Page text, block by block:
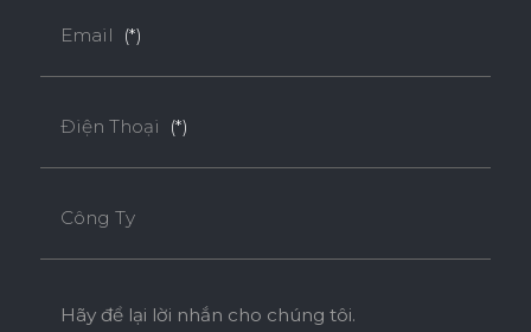
Email (*)
Điện Thoại (*)
Công Ty
Hãy để lại lời nhắn cho chúng tôi.